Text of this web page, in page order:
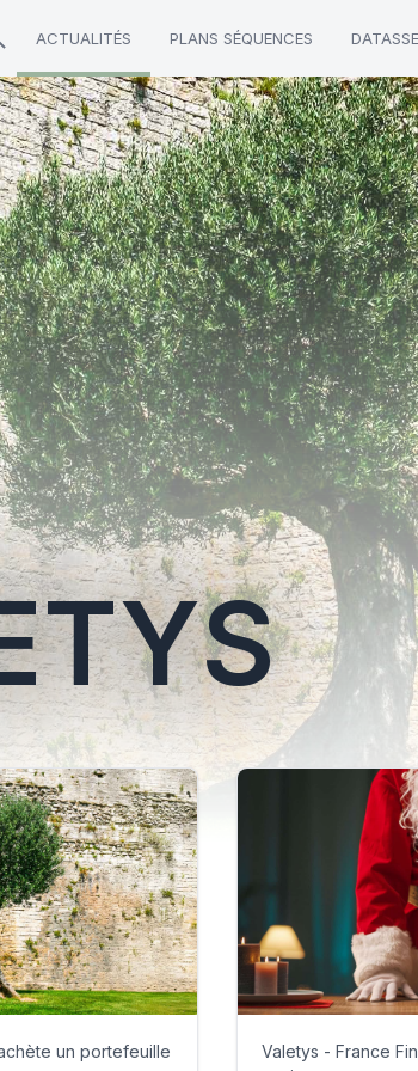
ACTUALITÉS PLANS SÉQUENCES
un portefeuille
Valetys - France